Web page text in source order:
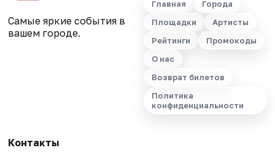
Самые яркие события в
вашем городе.
Главная
Города
Площадки
Артисты
Рейтинги
Промокоды
О нас
Возврат билетов
Политика
конфиденциальности
Контакты